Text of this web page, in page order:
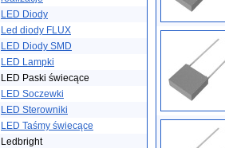
LED Diody
Led diody FLUX
LED Diody SMD
LED Lampki
LED Paski świecące
LED Soczewki
LED Sterowniki
LED Taśmy świecące
Ledbright